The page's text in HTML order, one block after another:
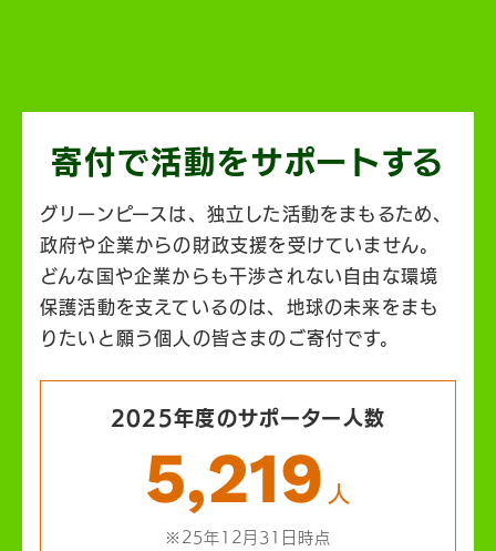
寄付で活動をサポートする
グリーンピースは、独立した活動をまもるため、
政府や企業からの財政支援を受けていません。
どんな国や企業からも干渉されない自由な環境
保護活動を支えているのは、地球の未来をまも
りたいと願う個人の皆さまのご寄付です。
2025年度のサポーター人数
5,219 人
※25年12月31日時点